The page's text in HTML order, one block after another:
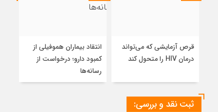
قرص آزمایشی که می‌تواند
درمان HIV را متحول کند
انتقاد بیماران هموفیلی از
کمبود دارو؛ درخواست از
رسانه‌ها
ثبت نقد و بررسی: